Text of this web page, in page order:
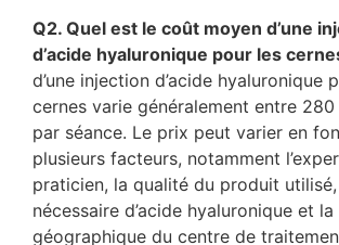
Q2. Quel est le coût moyen d’une
d’acide hyaluronique pour les
d’une injection d’acide hyaluronique
cernes varie généralement entre
par séance. Le prix peut varier en
plusieurs facteurs, notamment
praticien, la qualité du produit
nécessaire d’acide hyaluronique et
géographique du centre de